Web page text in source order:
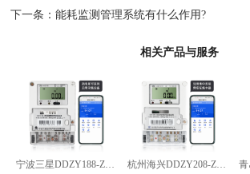
下一条：能耗监测管理系统有什么作用?
相关产品与服务
宁波三星DDZY188-Z型4G通讯智能电能表
杭州海兴DDZY208-Z型